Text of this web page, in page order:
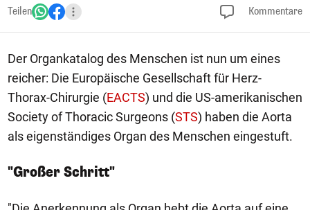
Teilen Kommentare
Der Organkatalog des Menschen ist nun um eines
reicher: Die Europäische Gesellschaft für Herz-
Thorax-Chirurgie (EACTS) und die US-amerikanischen
Society of Thoracic Surgeons (STS) haben die Aorta
als eigenständiges Organ des Menschen eingestuft.
"Großer Schritt"